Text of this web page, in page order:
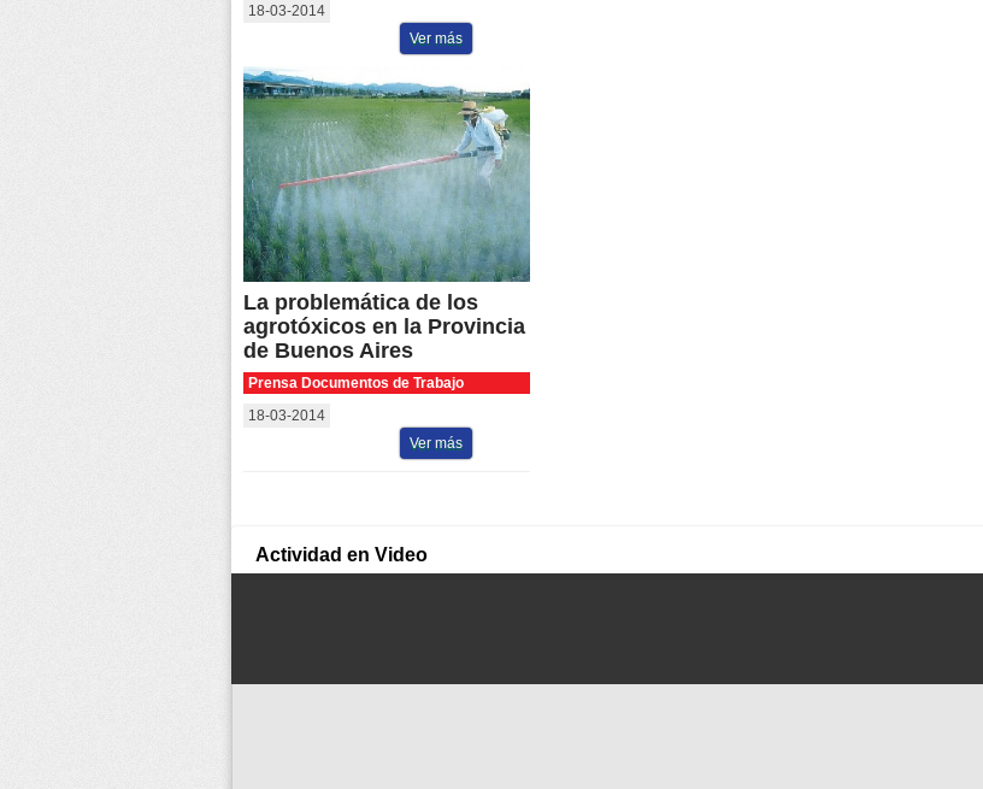
18-03-2014
Ver más
La problemática de los
agrotóxicos en la Provincia
de Buenos Aires
Prensa Documentos de Trabajo
18-03-2014
Ver más
Actividad en Video